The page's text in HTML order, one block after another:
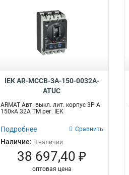
IEK AR-MCCB-3A-150-0032A-
ATUC
ARMAT Авт. выкл. лит. корпус 3P A
150кА 32А ТМ рег. IEK
Подробнее Сравнить
Наличие: В наличии
38 697,40 ₽
оптовая цена